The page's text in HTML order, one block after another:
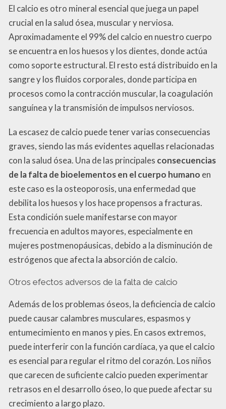
El calcio es otro mineral esencial que juega un papel
crucial en la salud ósea, muscular y nerviosa.
Aproximadamente el 99% del calcio en nuestro cuerpo
se encuentra en los huesos y los dientes, donde actúa
como soporte estructural. El resto está distribuido en la
sangre y los fluidos corporales, donde participa en
procesos como la contracción muscular, la coagulación
sanguínea y la transmisión de impulsos nerviosos.
La escasez de calcio puede tener varias consecuencias
graves, siendo las más evidentes aquellas relacionadas
con la salud ósea. Una de las principales consecuencias
de la falta de bioelementos en el cuerpo humano en
este caso es la osteoporosis, una enfermedad que
debilita los huesos y los hace propensos a fracturas.
Esta condición suele manifestarse con mayor
frecuencia en adultos mayores, especialmente en
mujeres postmenopáusicas, debido a la disminución de
estrógenos que afecta la absorción de calcio.
Otros efectos adversos de la falta de calcio
Además de los problemas óseos, la deficiencia de calcio
puede causar calambres musculares, espasmos y
entumecimiento en manos y pies. En casos extremos,
puede interferir con la función cardíaca, ya que el calcio
es esencial para regular el ritmo del corazón. Los niños
que carecen de suficiente calcio pueden experimentar
retrasos en el desarrollo óseo, lo que puede afectar su
crecimiento a largo plazo.